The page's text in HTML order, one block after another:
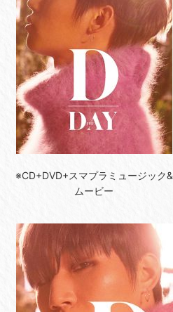
※CD+DVD+スマプラミュージック&
ムービー